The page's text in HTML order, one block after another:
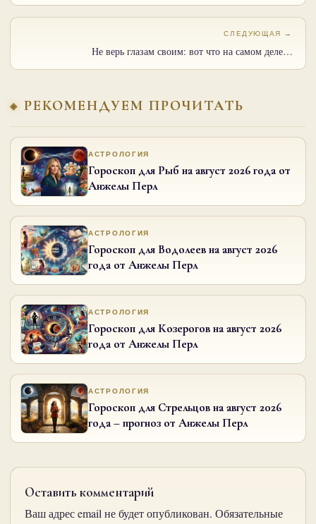
СЛЕДУЮЩАЯ →
Не верь глазам своим: вот что на самом деле…
РЕКОМЕНДУЕМ ПРОЧИТАТЬ
АСТРОЛОГИЯ
Гороскоп для Рыб на август 2026 года от
Анжелы Перл
АСТРОЛОГИЯ
Гороскоп для Водолеев на август 2026
года от Анжелы Перл
АСТРОЛОГИЯ
Гороскоп для Козерогов на август 2026
года от Анжелы Перл
АСТРОЛОГИЯ
Гороскоп для Стрельцов на август 2026
года – прогноз от Анжелы Перл
Оставить комментарий
Ваш адрес email не будет опубликован. Обязательные